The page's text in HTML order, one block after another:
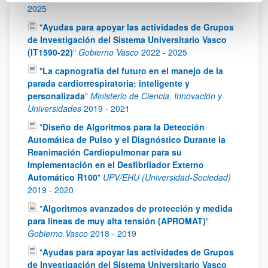
2025
"Ayudas para apoyar las actividades de Grupos
de Investigación del Sistema Universitario Vasco
(IT1590-22)" Gobierno Vasco 2022 - 2025
"La capnografía del futuro en el manejo de la
parada cardiorrespiratoria: inteligente y
personalizada" Ministerio de Ciencia, Innovación y
Universidades 2019 - 2021
"Diseño de Algoritmos para la Detección
Automática de Pulso y el Diagnóstico Durante la
Reanimación Cardiopulmonar para su
Implementación en el Desfibrilador Externo
Automático R100" UPV/EHU (Universidad-Sociedad)
2019 - 2020
"Algoritmos avanzados de protección y medida
para líneas de muy alta tensión (APROMAT)"
Gobierno Vasco 2018 - 2019
"Ayudas para apoyar las actividades de Grupos
de Investigación del Sistema Universitario Vasco